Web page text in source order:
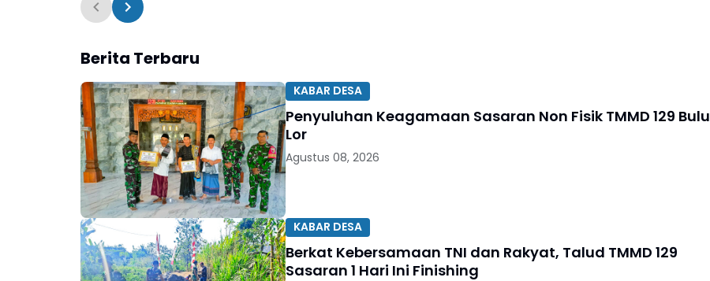
Berita Terbaru
KABAR DESA
Penyuluhan Keagamaan Sasaran Non Fisik TMMD 129 Bulu
Lor
Agustus 08, 2026
KABAR DESA
Berkat Kebersamaan TNI dan Rakyat, Talud TMMD 129
Sasaran 1 Hari Ini Finishing